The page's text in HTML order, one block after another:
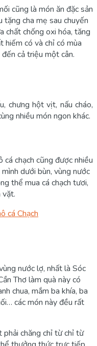
cũng là món ăn đặc sản
tặng cha mẹ sau chuyến
chất chống oxi hóa, tăng
hiếm có và chỉ có mùa
cả triệu một cân.
chưng hột vịt, nấu cháo,
nhiều món ngon khác.
cá chạch cũng được nhiều
dưới bùn, vùng nước
thể mua cá chạch tươi,
vặt.
nước lợ, nhất là Sóc
Thơ làm quà này có
chua, mắm ba khía, ba
các món này đều rất
phải chăng chỉ từ chỉ từ